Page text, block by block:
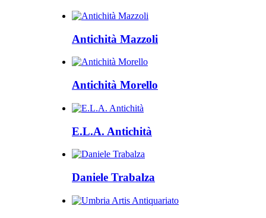
Antichità Mazzoli
Antichità Morello
E.L.A. Antichità
Daniele Trabalza